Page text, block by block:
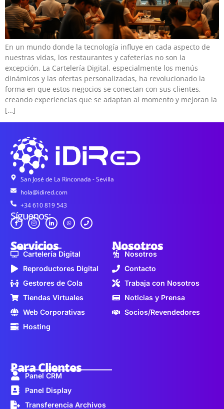
En un mundo donde la tecnología influye en cada aspecto de
nuestras vidas, los restaurantes y cafeterías no son la
excepción. La Cartelería Digital, especialmente los menús
dinámicos y las ofertas personalizadas, ha revolucionado la
forma en que estos negocios se conectan con sus clientes,
creando experiencias que se adaptan al momento y mejoran la
[…]
San José de La Rinconada - Sevilla
hola@idired.com
+34 610 819 543
Síguenos:
Servicios
Cartelería Digital
Reproductores Digital
Gestores de Cola
Tiendas Virtuales
Web Corporativas
Hosting
Nosotros
Nosotros
Contacto
Trabaja con Nosotros
Noticias y Prensa
Socios/Revendedores
Para Clientes
Panel CRM
Panel Display
Transferencia Archivos